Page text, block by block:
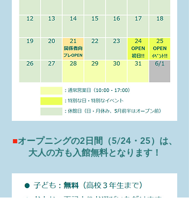
■オープニングの2日間（5/24・25）は、
大人の方も入館無料となります！